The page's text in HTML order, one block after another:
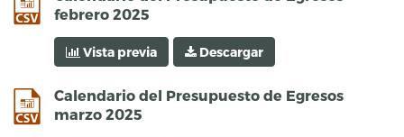
febrero 2025
Vista previa Descargar
Calendario del Presupuesto de Egresos
marzo 2025
csv